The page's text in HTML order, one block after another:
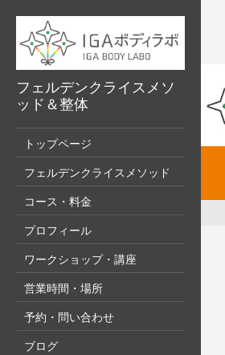
フェルデンクライスメソ
ッド＆整体
トップページ
フェルデンクライスメソッド
コース・料金
プロフィール
ワークショップ・講座
営業時間・場所
予約・問い合わせ
ブログ